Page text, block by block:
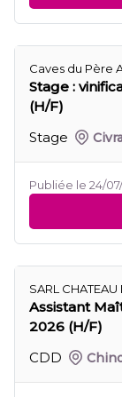
Caves du Père
Stage :
(H/F)
Stage
Publiée le 24/
SARL
Assistant
2026 (H/F)
CDD